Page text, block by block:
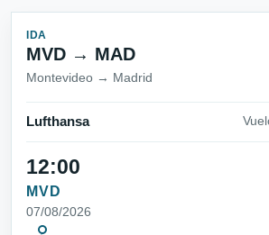
IDA
MVD → MAD
Montevideo → Madrid
Lufthansa
12:00
MVD
07/08/2026